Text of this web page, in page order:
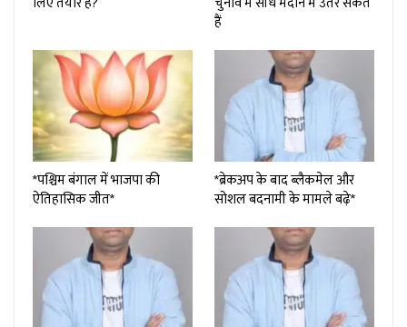
हैं
*पश्चिम बंगाल में भाजपा की
ऐतिहासिक जीत*
*ब्रेकअप के बाद ब्लैकमेल और
सोशल बदनामी के मामले बढ़े*